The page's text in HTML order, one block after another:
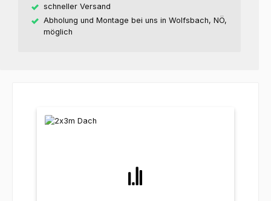
schneller Versand
Abholung und Montage bei uns in Wolfsbach, NÖ,
möglich